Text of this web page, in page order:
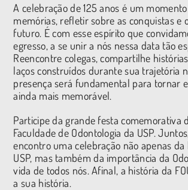
A celebração de 125 anos é um
memórias, refletir sobre as conquistas e
futuro. É com esse espírito que
egresso, a se unir a nós nessa data tão
Reencontre colegas, compartilhe
laços construídos durante sua trajetória
presença será fundamental para tornar
ainda mais memorável.
Participe da grande festa comemorativa
Faculdade de Odontologia da USP.
encontro uma celebração não apenas
USP, mas também da importância da
vida de todos nós. Afinal, a história da
a sua história.